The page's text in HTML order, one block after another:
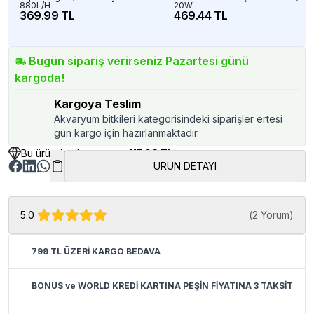
880L/H
369.99 TL
20W
469.44 TL
Bugün sipariş verirseniz Pazartesi günü
kargoda!
Kargoya Teslim
Akvaryum bitkileri kategorisindeki siparişler ertesi
gün kargo için hazırlanmaktadır.
Bu üründen kazancınız417.08 TL
ÜRÜN DETAYI
5.0 (2 Yorum)
799 TL ÜZERİ KARGO BEDAVA
BONUS ve WORLD KREDİ KARTINA PEŞİN FİYATINA 3 TAKSİT